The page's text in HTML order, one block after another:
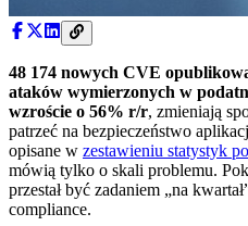
48 174 nowych CVE
ataków wymierzonych w
wzroście o 56% r/r, zmieniają
patrzeć na bezpieczeństwo
opisane w zestawieniu statystyk
mówią tylko o skali problemu.
przestał być zadaniem „na
compliance.